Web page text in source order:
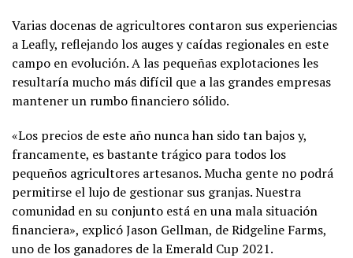
Varias docenas de agricultores contaron sus experiencias
a Leafly, reflejando los auges y caídas regionales en este
campo en evolución. A las pequeñas explotaciones les
resultaría mucho más difícil que a las grandes empresas
mantener un rumbo financiero sólido.
«Los precios de este año nunca han sido tan bajos y,
francamente, es bastante trágico para todos los
pequeños agricultores artesanos. Mucha gente no podrá
permitirse el lujo de gestionar sus granjas. Nuestra
comunidad en su conjunto está en una mala situación
financiera», explicó Jason Gellman, de Ridgeline Farms,
uno de los ganadores de la Emerald Cup 2021.